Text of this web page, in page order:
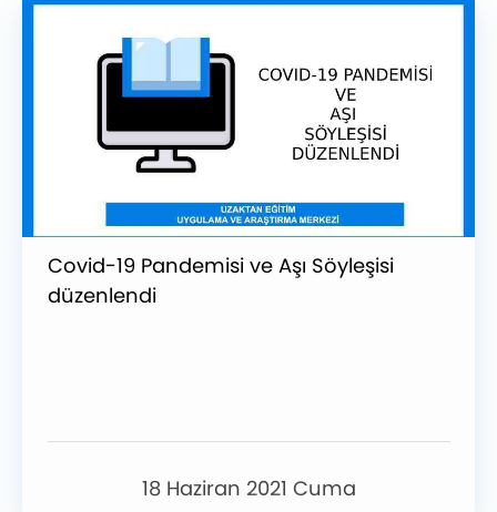
Covid-19 Pandemisi ve Aşı Söyleşisi
düzenlendi
18 Haziran 2021 Cuma